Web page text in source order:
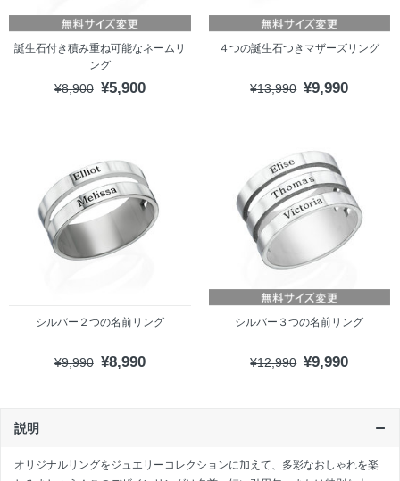
誕生石付き積み重ね可能なネームリ
ング
¥8,900 ¥5,900
４つの誕生石つきマザーズリング
¥13,990 ¥9,990
シルバー２つの名前リング
¥9,990 ¥8,990
シルバー３つの名前リング
¥12,990 ¥9,990
説明
オリジナルリングをジュエリーコレクションに加えて、多彩なおしゃれを楽